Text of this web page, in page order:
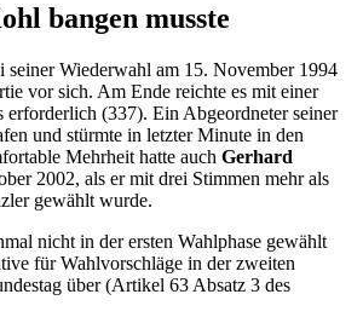
bangen musste
seiner Wiederwahl am 15. November 1994
vor sich. Am Ende reichte es mit einer
erforderlich (337). Ein Abgeordneter seiner
und stürmte in letzter Minute in den
Mehrheit hatte auch Gerhard
2002, als er mit drei Stimmen mehr als
gewählt wurde.
nicht in der ersten Wahlphase gewählt
für Wahlvorschläge in der zweiten
über (Artikel 63 Absatz 3 des